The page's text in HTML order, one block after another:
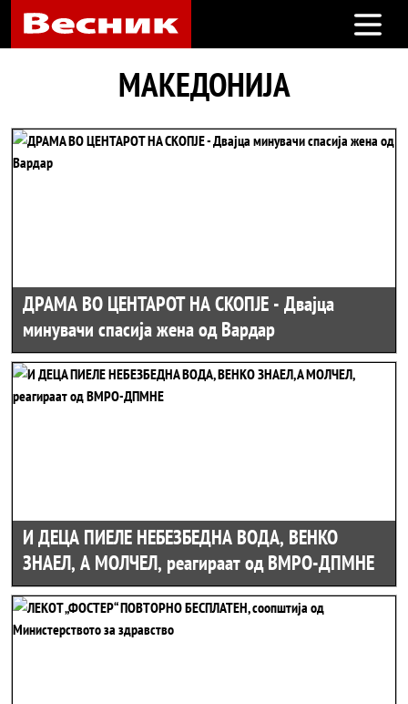
Open
МАКЕДОНИЈА
ДРАМА ВО ЦЕНТАРОТ НА СКОПЈЕ - Двајца
минувачи спасија жена од Вардар
И ДЕЦА ПИЕЛЕ НЕБЕЗБЕДНА ВОДА, ВЕНКО
ЗНАЕЛ, А МОЛЧЕЛ, реагираат од ВМРО-ДПМНЕ